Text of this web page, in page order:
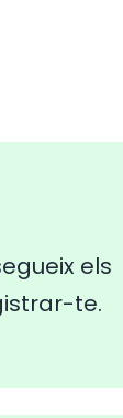
els
te.